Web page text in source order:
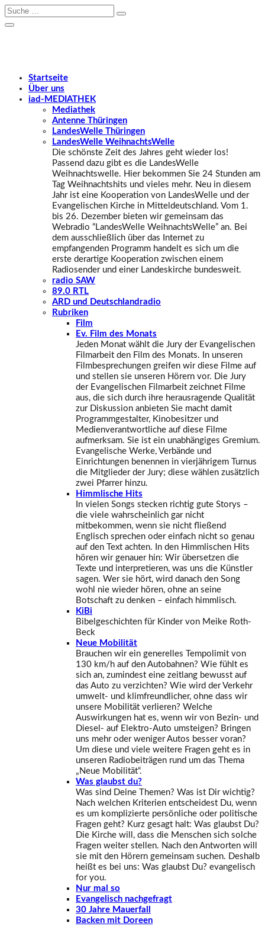
Startseite
Über uns
iad -MEDIATHEK
Mediathek
Antenne Thüringen
LandesWelle Thüringen
LandesWelle WeihnachtsWelle
Die schönste Zeit des Jahres geht wieder los!
Passend dazu gibt es die LandesWelle
Weihnachtswelle. Hier bekommen Sie 24 Stunden am
Tag Weihnachtshits und vieles mehr. Neu in diesem
Jahr ist eine Kooperation von LandesWelle und der
Evangelischen Kirche in Mitteldeutschland. Vom 1.
bis 26. Dezember bieten wir gemeinsam das
Webradio “LandesWelle WeihnachtsWelle” an. Bei
dem ausschließlich über das Internet zu
empfangenden Programm handelt es sich um die
erste derartige Kooperation zwischen einem
Radiosender und einer Landeskirche bundesweit.
radio SAW
89.0 RTL
ARD und Deutschlandradio
Rubriken
Film
Ev. Film des Monats
Jeden Monat wählt die Jury der Evangelischen
Filmarbeit den Film des Monats. In unseren
Filmbesprechungen greifen wir diese Filme auf
und stellen sie unseren Hörern vor. Die Jury
der Evangelischen Filmarbeit zeichnet Filme
aus, die sich durch ihre herausragende Qualität
zur Diskussion anbieten Sie macht damit
Programmgestalter, Kinobesitzer und
Medienverantwortliche auf diese Filme
aufmerksam. Sie ist ein unabhängiges Gremium.
Evangelische Werke, Verbände und
Einrichtungen benennen in vierjährigem Turnus
die Mitglieder der Jury; diese wählen zusätzlich
zwei Pfarrer hinzu.
Himmlische Hits
In vielen Songs stecken richtig gute Storys –
die viele wahrscheinlich gar nicht
mitbekommen, wenn sie nicht fließend
Englisch sprechen oder einfach nicht so genau
auf den Text achten. In den Himmlischen Hits
hören wir genauer hin: Wir übersetzen die
Texte und interpretieren, was uns die Künstler
sagen. Wer sie hört, wird danach den Song
wohl nie wieder hören, ohne an seine
Botschaft zu denken – einfach himmlisch.
KiBi
Bibelgeschichten für Kinder von Meike Roth-
Beck
Neue Mobilität
Brauchen wir ein generelles Tempolimit von
130 km/h auf den Autobahnen? Wie fühlt es
sich an, zumindest eine zeitlang bewusst auf
das Auto zu verzichten? Wie wird der Verkehr
umwelt- und klimfreundlicher, ohne dass wir
unsere Mobilität verlieren? Welche
Auswirkungen hat es, wenn wir von Bezin- und
Diesel- auf Elektro-Auto umsteigen? Bringen
uns mehr oder weniger Autos besser voran?
Um diese und viele weitere Fragen geht es in
unseren Radiobeiträgen rund um das Thema
„Neue Mobilität“.
Was glaubst du?
Was sind Deine Themen? Was ist Dir wichtig?
Nach welchen Kriterien entscheidest Du, wenn
es um komplizierte persönliche oder politische
Fragen geht? Kurz gesagt halt: Was glaubst Du?
Die Kirche will, dass die Menschen sich solche
Fragen weiter stellen. Nach den Antworten will
sie mit den Hörern gemeinsam suchen. Deshalb
heißt es bei uns: Was glaubst Du? evangelisch
for you.
Nur mal so
Evangelisch nachgefragt
30 Jahre Mauerfall
Backen mit Doreen